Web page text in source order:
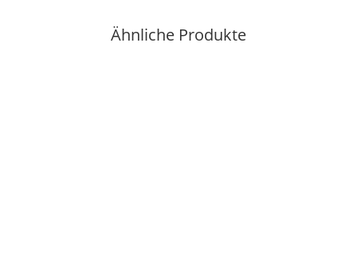
Ähnliche Produkte